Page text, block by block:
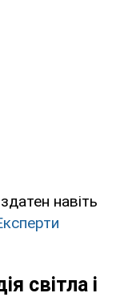
здатен навіть
світла і